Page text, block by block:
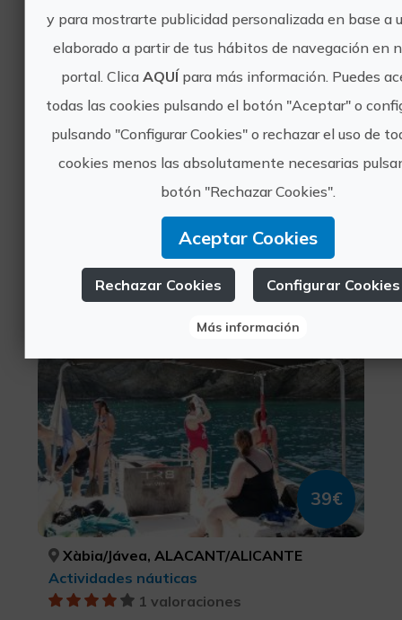
Bautismo de buceo - try dive
75€
Xàbia/Jávea, ALACANT/ALICANTE
Turismo deportivo, Buceo
0 valoraciones
39€
Xàbia/Jávea, ALACANT/ALICANTE
Actividades náuticas
1 valoraciones
y para mostrarte publicidad personalizada en base a
elaborado a partir de tus hábitos de navegación en
portal. Clica AQUÍpara más información. Puedes
todas las cookies pulsando el botón "Aceptar" o
pulsando "Configurar Cookies" o rechazar el uso de
cookies menos las absolutamente necesarias
botón "Rechazar Cookies".
Aceptar Cookies
Rechazar Cookies Configurar Cookies
Más información